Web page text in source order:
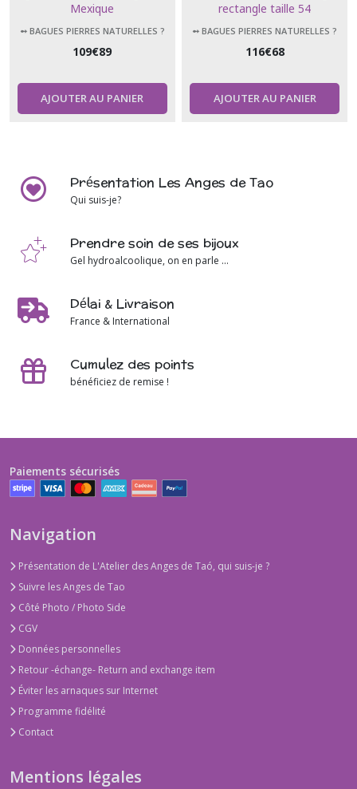
Mexique
➻ BAGUES PIERRES NATURELLES ?
109€89
AJOUTER AU PANIER
rectangle taille 54
➻ BAGUES PIERRES NATURELLES ?
116€68
AJOUTER AU PANIER
Présentation Les Anges de Tao
Qui suis-je?
Prendre soin de ses bijoux
Gel hydroalcoolique, on en parle ...
Délai & Livraison
France & International
Cumulez des points
bénéficiez de remise !
Paiements sécurisés
Navigation
Présentation de L'Atelier des Anges de Taó, qui suis-je ?
Suivre les Anges de Tao
Côté Photo / Photo Side
CGV
Données personnelles
Retour -échange- Return and exchange item
Éviter les arnaques sur Internet
Programme fidélité
Contact
Mentions légales